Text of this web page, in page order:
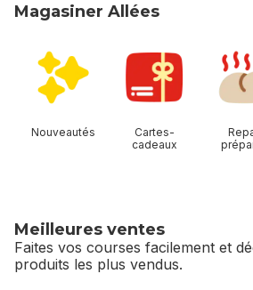
Magasiner Allées
Nouveautés
Cartes-
cadeaux
Meilleures ventes
Faites vos courses facilement et
produits les plus vendus.